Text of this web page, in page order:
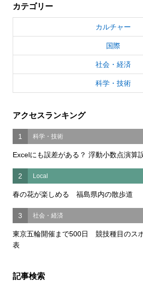
カテゴリー
カルチャー
国際
社会・経済
科学・技術
アクセスランキング
1 科学・技術
Excelにも誤差がある？ 浮動小数点演算
2 Local
春の花が楽しめる 福島県内の散歩道
3 社会・経済
東京五輪開催まで500日 競技種目のス
表
記事検索